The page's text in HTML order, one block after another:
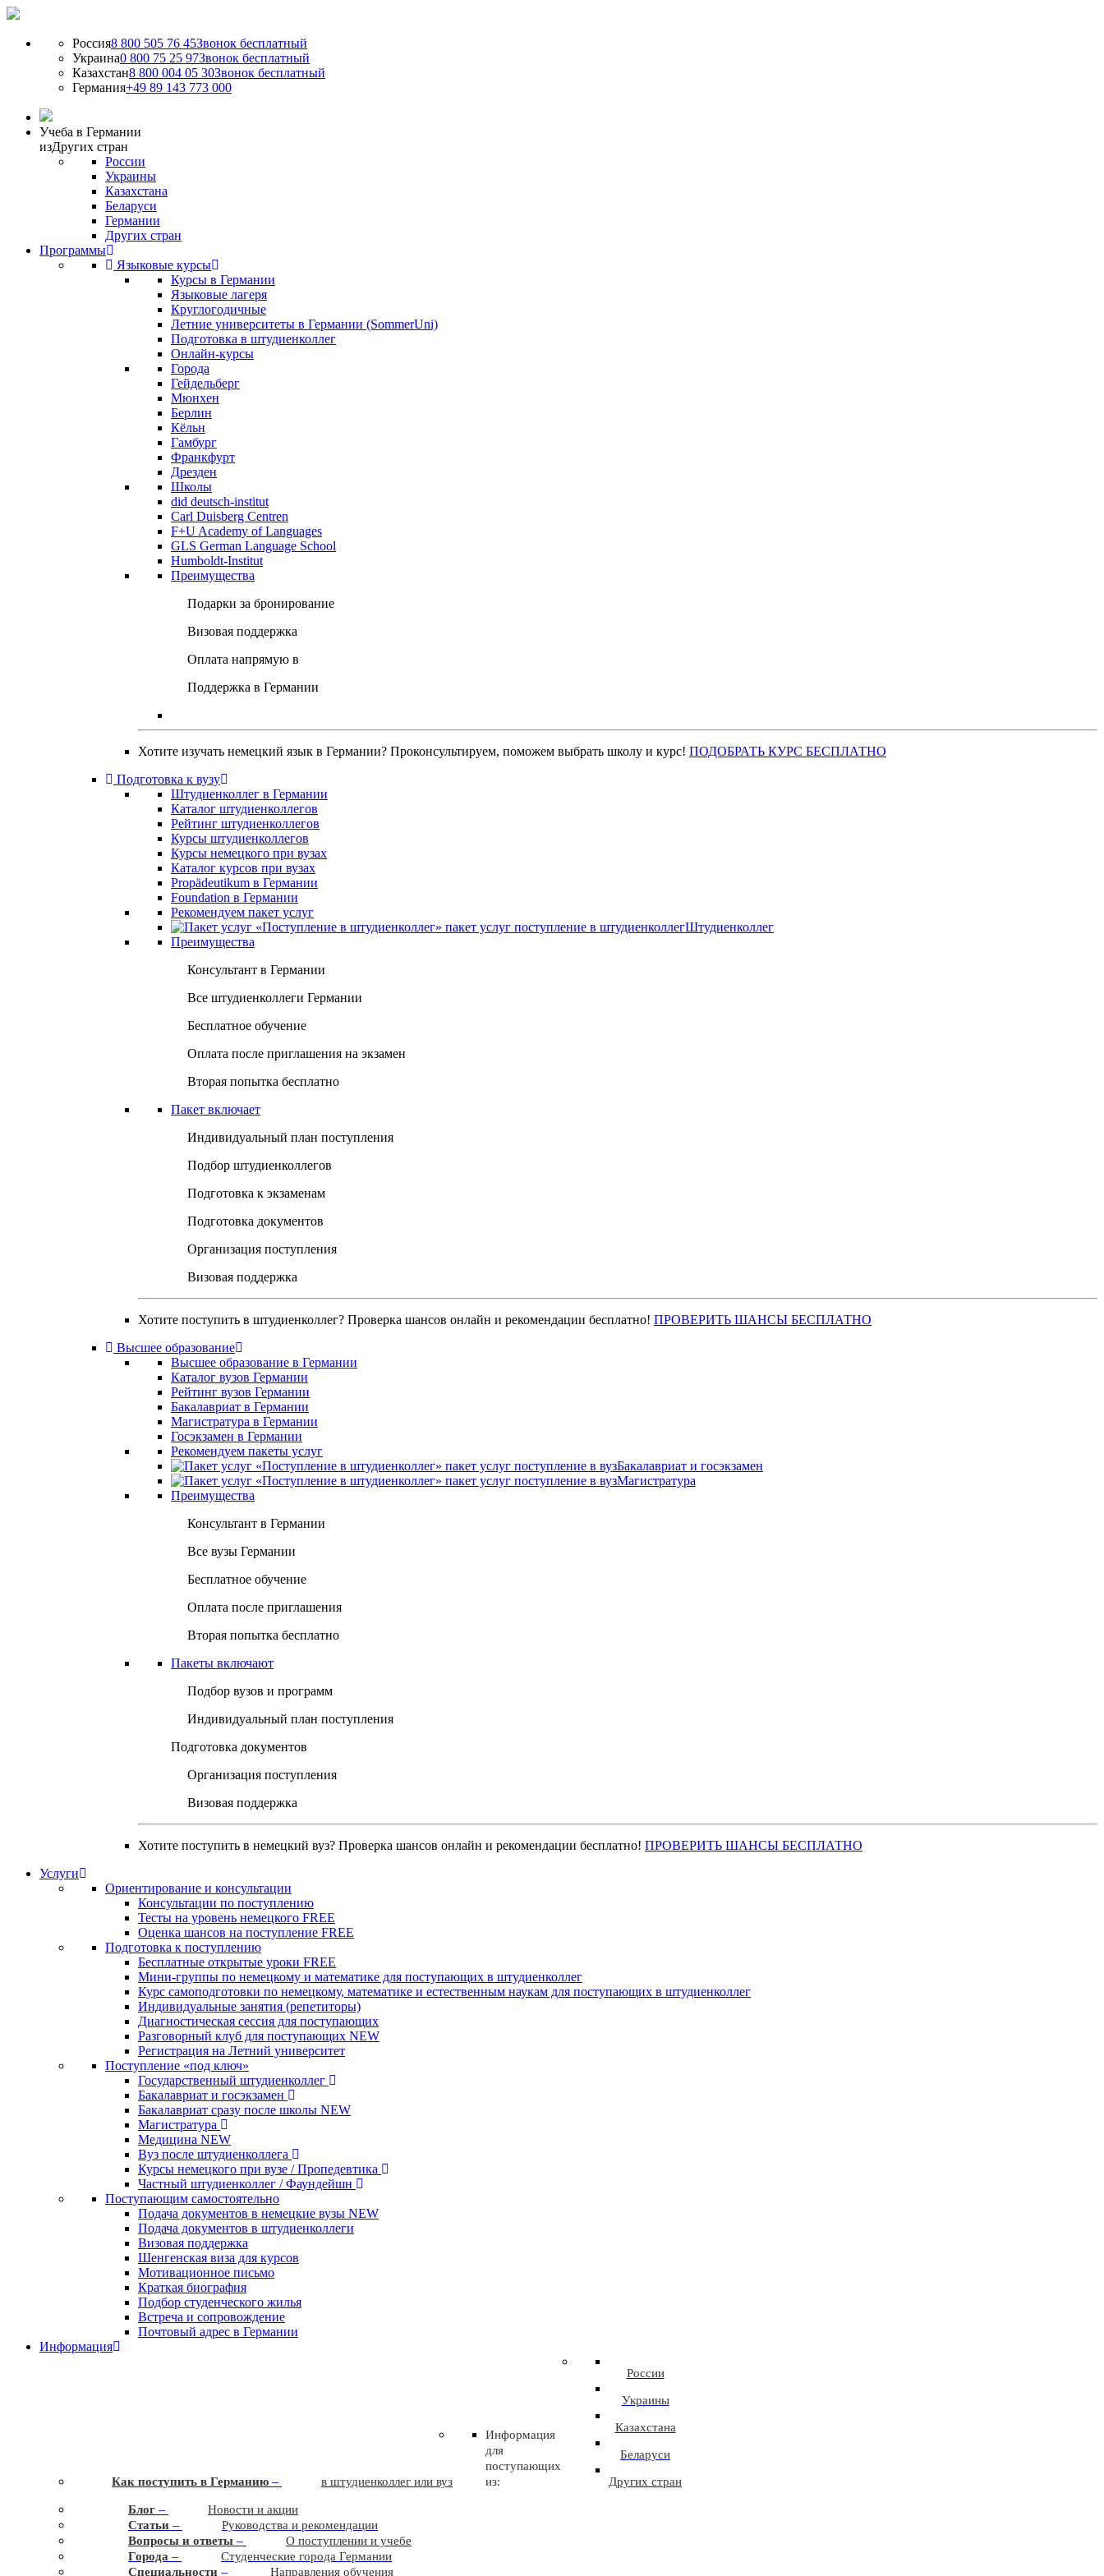
Россия8 800 505 76 45Звонок бесплатный
Украина0 800 75 25 97Звонок бесплатный
Казахстан8 800 004 05 30Звонок бесплатный
Германия+49 89 143 773 000
Учеба в Германии
изДругих стран
России
Украины
Казахстана
Беларуси
Германии
Других стран
Программы
Языковые курсы
Курсы в Германии
Языковые лагеря
Круглогодичные
Летние университеты в Германии (SommerUni)
Подготовка в штудиенколлег
Онлайн-курсы
Города
Гейдельберг
Мюнхен
Берлин
Кёльн
Гамбург
Франкфурт
Дрезден
Школы
did deutsch-institut
Carl Duisberg Centren
F+U Academy of Languages
GLS German Language School
Humboldt-Institut
Преимущества
Подарки за бронирование
Визовая поддержка
Оплата напрямую в
Поддержка в Германии
Хотите изучать немецкий язык в Германии? Проконсультируем, поможем выбрать школу и курс! ПОДОБРАТЬ КУРС БЕСПЛАТНО
Подготовка к вузу
Штудиенколлег в Германии
Каталог штудиенколлегов
Рейтинг штудиенколлегов
Курсы штудиенколлегов
Курсы немецкого при вузах
Каталог курсов при вузах
Propädeutikum в Германии
Foundation в Германии
Рекомендуем пакет услуг
Штудиенколлег
Преимущества
Консультант в Германии
Все штудиенколлеги Германии
Бесплатное обучение
Оплата после приглашения на экзамен
Вторая попытка бесплатно
Пакет включает
Индивидуальный план поступления
Подбор штудиенколлегов
Подготовка к экзаменам
Подготовка документов
Организация поступления
Визовая поддержка
Хотите поступить в штудиенколлег? Проверка шансов онлайн и рекомендации бесплатно! ПРОВЕРИТЬ ШАНСЫ БЕСПЛАТНО
Высшее образование
Высшее образование в Германии
Каталог вузов Германии
Рейтинг вузов Германии
Бакалавриат в Германии
Магистратура в Германии
Госэкзамен в Германии
Рекомендуем пакеты услуг
Бакалавриат и госэкзамен
Магистратура
Преимущества
Консультант в Германии
Все вузы Германии
Бесплатное обучение
Оплата после приглашения
Вторая попытка бесплатно
Пакеты включают
Подбор вузов и программ
Индивидуальный план поступления
Подготовка документов
Организация поступления
Визовая поддержка
Хотите поступить в немецкий вуз? Проверка шансов онлайн и рекомендации бесплатно! ПРОВЕРИТЬ ШАНСЫ БЕСПЛАТНО
Услуги
Ориентирование и консультации
Консультации по поступлению
Тесты на уровень немецкого FREE
Оценка шансов на поступление FREE
Подготовка к поступлению
Бесплатные открытые уроки FREE
Мини-группы по немецкому и математике для поступающих в штудиенколлег
Курс самоподготовки по немецкому, математике и естественным наукам для поступающих в штудиенколлег
Индивидуальные занятия (репетиторы)
Диагностическая сессия для поступающих
Разговорный клуб для поступающих NEW
Регистрация на Летний университет
Поступление «под ключ»
Государственный штудиенколлег
Бакалавриат и госэкзамен
Бакалавриат сразу после школы NEW
Магистратура
Медицина NEW
Вуз после штудиенколлега
Курсы немецкого при вузе / Пропедевтика
Частный штудиенколлег / Фаундейшн
Поступающим самостоятельно
Подача документов в немецкие вузы NEW
Подача документов в штудиенколлеги
Визовая поддержка
Шенгенская виза для курсов
Мотивационное письмо
Краткая биография
Подбор студенческого жилья
Встреча и сопровождение
Почтовый адрес в Германии
Информация
Как поступить в Германию – в штудиенколлег или вуз
Информация
для
поступающих
из:
России
Украины
Казахстана
Беларуси
Других стран
Блог –
Новости и акции
Статьи –
Руководства и рекомендации
Вопросы и ответы –
О поступлении и учебе
Города –
Студенческие города Германии
Cпециальности –
Направления обучения